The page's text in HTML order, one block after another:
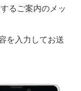
るご案内のメッ
を入力してお送